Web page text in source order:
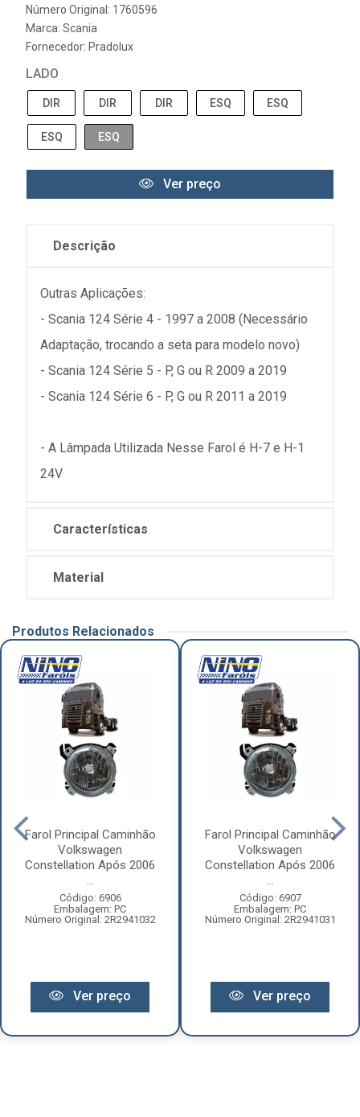
Número Original: 1760596
Marca: Scania
Fornecedor: Pradolux
LADO
DIR DIR DIR ESQ ESQ
ESQ ESQ
Ver preço
Descrição
Outras Aplicações:
- Scania 124 Série 4 - 1997 a 2008 (Necessário
Adaptação, trocando a seta para modelo novo)
- Scania 124 Série 5 - P, G ou R 2009 a 2019
- Scania 124 Série 6 - P, G ou R 2011 a 2019
- A Lâmpada Utilizada Nesse Farol é H-7 e H-1
24V
Características
Material
Produtos Relacionados
Farol Principal Caminhão
Volkswagen
Constellation Após 2006
...
Código: 6906
Embalagem: PC
Número Original: 2R2941032
Ver preço
Farol Principal Caminhão
Volkswagen
Constellation Após 2006
...
Código: 6907
Embalagem: PC
Número Original: 2R2941031
Ver preço